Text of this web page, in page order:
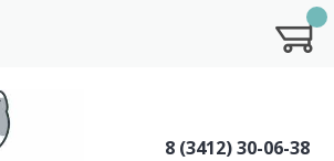
8 (3412) 30-06-38